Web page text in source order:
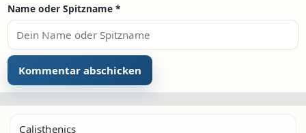
Name oder Spitzname *
Calisthenics